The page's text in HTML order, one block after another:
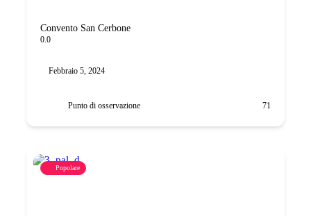
Convento San Cerbone
0.0
Febbraio 5, 2024
Punto di osservazione 71
Popolare